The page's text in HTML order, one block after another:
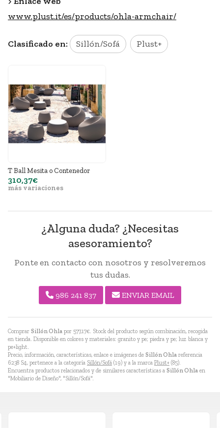
Comprar Sillón Ohla por 577,17€. Stock del producto según combinación, recogida
en tienda. Disponible en colores y materiales: granito y pe; piedra y pe; luz blanca y
pe+light.
Precio, información, características, enlace e imágenes de Sillón Ohla referencia
6238 S4, pertenece a la categoría Sillón/Sofá (19) y a la marca Plust+ (85).
Encuentra productos relacionados y de similares características a Sillón Ohla en
"Mobiliario de Diseño", "Sillón/Sofá".
www.plust.it/es/products/ohla-armchair/
Clasificado en: Sillón/Sofá Plust+
T Ball Mesita o Contenedor
310,37€
más variaciones
¿Alguna duda? ¿Necesitas
asesoramiento?
Ponte en contacto con nosotros y resolveremos
tus dudas.
986 241 837 ENVIAR EMAIL